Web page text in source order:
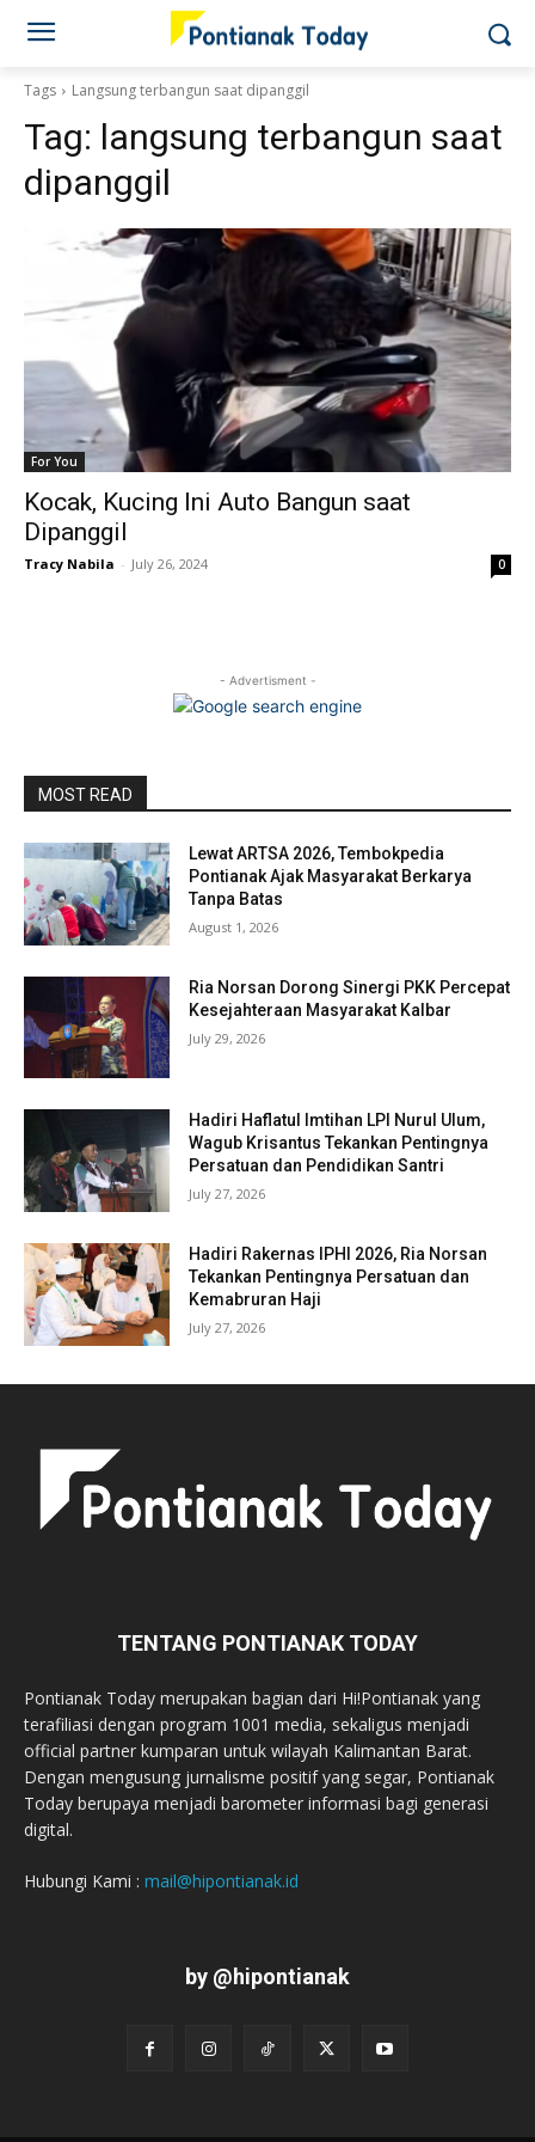
Tags Langsung terbangun saat dipanggil
Tag: langsung terbangun saat
dipanggil
For You
Kocak, Kucing Ini Auto Bangun saat
Dipanggil
Tracy Nabila - July 26, 2024 0
- Advertisment -
MOST READ
Lewat ARTSA 2026, Tembokpedia
Pontianak Ajak Masyarakat Berkarya
Tanpa Batas
August 1, 2026
Ria Norsan Dorong Sinergi PKK Percepat
Kesejahteraan Masyarakat Kalbar
July 29, 2026
Hadiri Haflatul Imtihan LPI Nurul Ulum,
Wagub Krisantus Tekankan Pentingnya
Persatuan dan Pendidikan Santri
July 27, 2026
Hadiri Rakernas IPHI 2026, Ria Norsan
Tekankan Pentingnya Persatuan dan
Kemabruran Haji
July 27, 2026
TENTANG PONTIANAK TODAY
Pontianak Today merupakan bagian dari Hi!Pontianak yang
terafiliasi dengan program 1001 media, sekaligus menjadi
official partner kumparan untuk wilayah Kalimantan Barat.
Dengan mengusung jurnalisme positif yang segar, Pontianak
Today berupaya menjadi barometer informasi bagi generasi
digital.
Hubungi Kami : mail@hipontianak.id
by @hipontianak